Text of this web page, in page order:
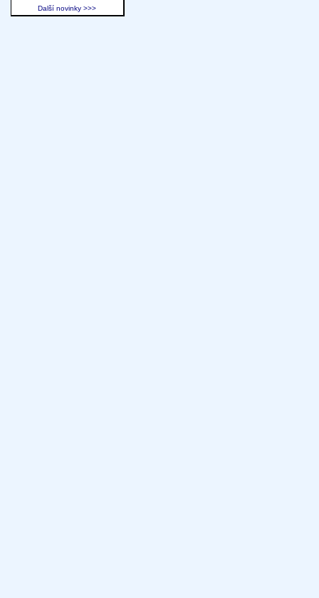
Další novinky >>>